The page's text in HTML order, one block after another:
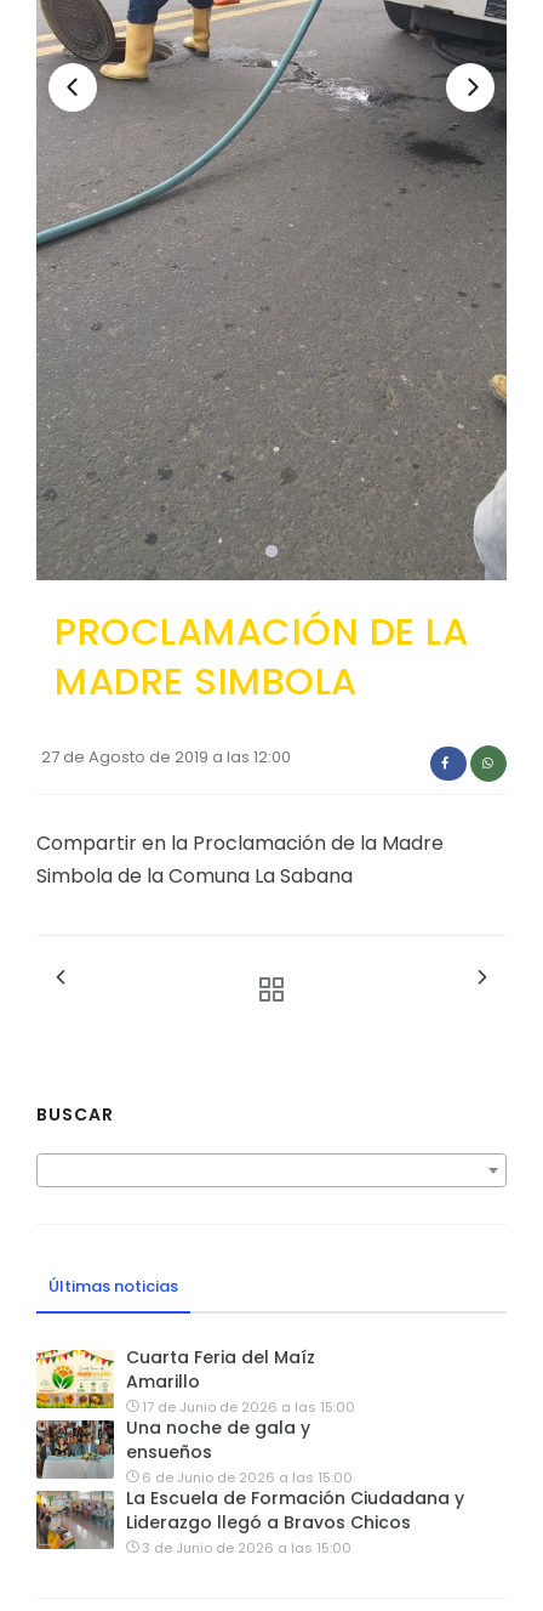
Convocatorias
GESTIÓN ADMINISTRATIVA
Plan de desarrollo y Ordenamiento Territorial -
Plan Anual Contratación - PAC
Plan Operativo Anual - POA
Convenios Institucionales
PRESUPUESTO: EJECUCIÓN Y REPORTES
Cédulas presupuestarias y balances
Procesos de contratación
Ejecución Presupuestaria
Obras y proyectos
PROCLAMACIÓN DE LA
MADRE SIMBOLA
27 de Agosto de 2019 a las 12:00
Compartir en la Proclamación de la Madre
Simbola de la Comuna La Sabana
BUSCAR
Últimas noticias
Cuarta Feria del Maíz
Amarillo
17 de Junio de 2026 a las 15:00
Una noche de gala y
ensueños
6 de Junio de 2026 a las 15:00
La Escuela de Formación Ciudadana y
Liderazgo llegó a Bravos Chicos
3 de Junio de 2026 a las 15:00